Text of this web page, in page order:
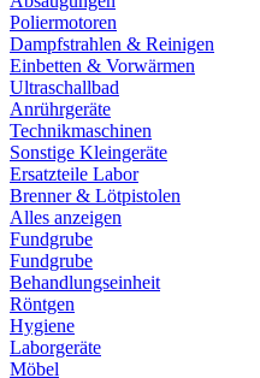
Poliermotoren
Dampfstrahlen & Reinigen
Einbetten & Vorwärmen
Ultraschallbad
Anrührgeräte
Technikmaschinen
Sonstige Kleingeräte
Ersatzteile Labor
Brenner & Lötpistolen
Alles anzeigen
Fundgrube
Fundgrube
Behandlungseinheit
Röntgen
Hygiene
Laborgeräte
Möbel